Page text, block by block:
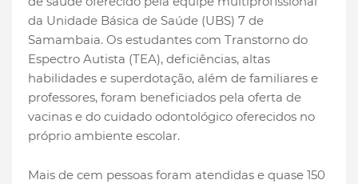
da Unidade Básica de Saúde (UBS) 7 de
Samambaia. Os estudantes com Transtorno do
Espectro Autista (TEA), deficiências, altas
habilidades e superdotação, além de familiares e
professores, foram beneficiados pela oferta de
vacinas e do cuidado odontológico oferecidos no
próprio ambiente escolar.
Mais de cem pessoas foram atendidas e quase 150